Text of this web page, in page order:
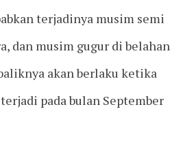
terjadinya musim semi
dan musim gugur di belahan
akan berlaku ketika
pada bulan September